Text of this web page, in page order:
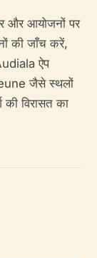
और आयोजनों पर
की जाँच करें,
ऐप
जैसे स्थलों
विरासत का